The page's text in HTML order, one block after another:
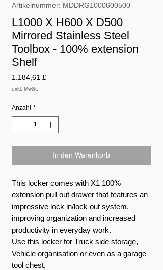
Artikelnummer: MDDRG1000600500
L1000 X H600 X D500
Mirrored Stainless Steel
Toolbox - 100% extension
Shelf
1.184,61 £
exkl. MwSt.
Anzahl *
In den Warenkorb
This locker comes with X1 100%
extension pull out drawer that features an
impressive lock in/lock out system,
improving organization and increased
productivity in everyday work.
Use this locker for Truck side storage,
Vehicle organisation or even as a garage
tool chest,